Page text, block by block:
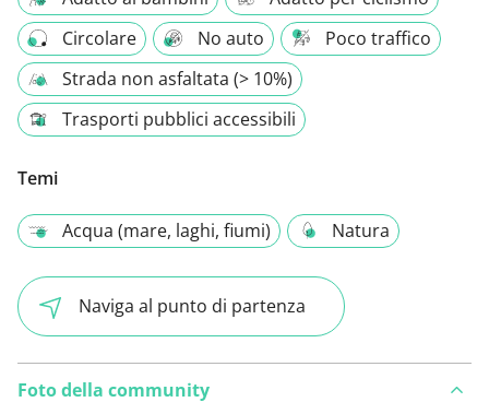
Circolare
No auto
Poco traffico
Strada non asfaltata (> 10%)
Trasporti pubblici accessibili
Temi
Acqua (mare, laghi, fiumi) Natura
Naviga al punto di partenza
Foto della community